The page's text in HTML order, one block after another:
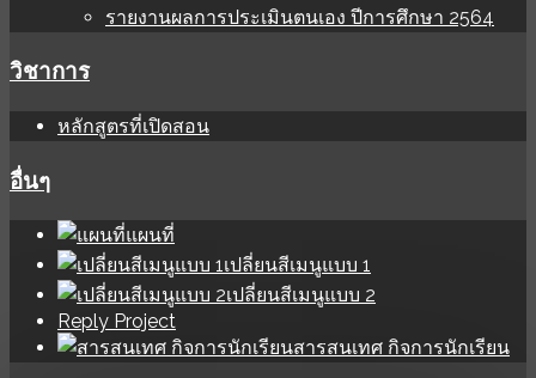
รายงานผลการประเมินตนเอง ปีการศึกษา 2564
วิชาการ
หลักสูตรที่เปิดสอน
อื่นๆ
แผนที่
เปลี่ยนสีเมนูแบบ 1
เปลี่ยนสีเมนูแบบ 2
Reply Project
สารสนเทศ กิจการนักเรียน